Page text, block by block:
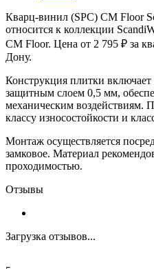
Кварц-винил (SPC) CM Floor
относится к коллекции
CM Floor. Цена от 2 795 ₽ за
Дону.
Конструкция плитки
защитным слоем 0,5 мм,
механическим воздействиям.
классу износостойкости и
Монтаж осуществляется
замковое. Материал
проходимостью.
Отзывы
Загрузка отзывов...